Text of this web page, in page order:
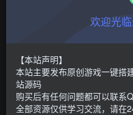
￥
欢迎光
【本站声明】
本站主要发布原创游戏一键搭
站源码
购买后有任何问题都可以联系
全部资源仅供学习交流，请在